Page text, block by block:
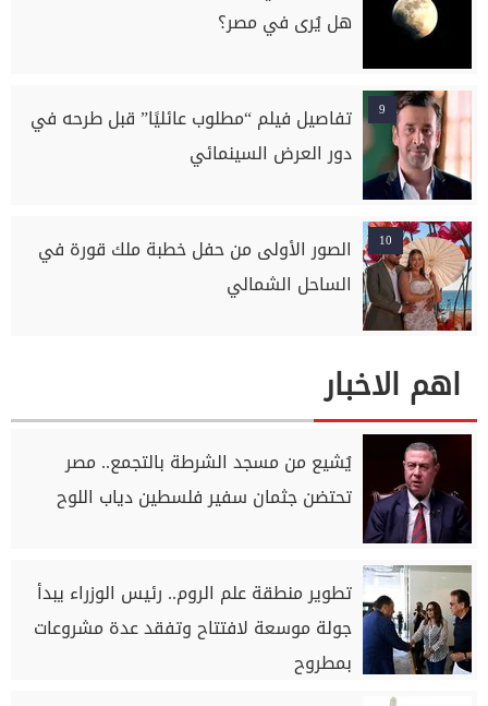
هل يُرى في مصر؟
9
تفاصيل فيلم “مطلوب عائليًا” قبل طرحه في
دور العرض السينمائي
10
الصور الأولى من حفل خطبة ملك قورة في
الساحل الشمالي
اهم الاخبار
يُشيع من مسجد الشرطة بالتجمع.. مصر
تحتضن جثمان سفير فلسطين دياب اللوح
تطوير منطقة علم الروم.. رئيس الوزراء يبدأ
جولة موسعة لافتتاح وتفقد عدة مشروعات
بمطروح